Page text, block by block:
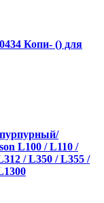
Копи- () для
L100 / L110 /
/ L350 / L355 /